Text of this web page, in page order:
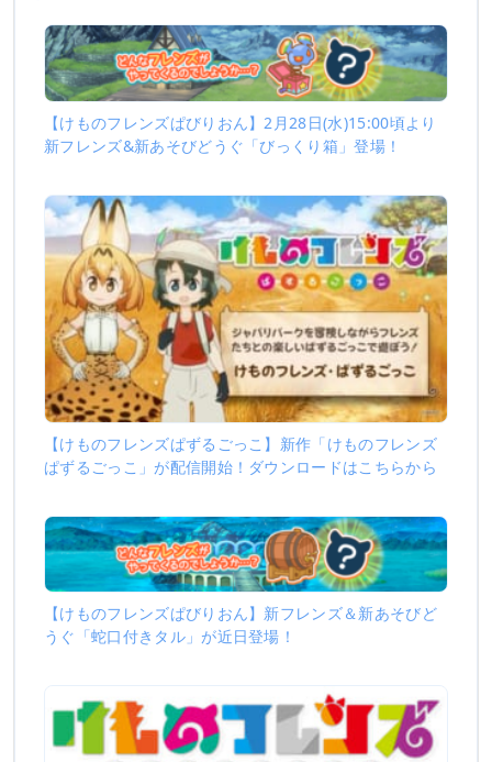
【けものフレンズぱびりおん】2月28日(水)15:00頃より
新フレンズ&新あそびどうぐ「びっくり箱」登場！
【けものフレンズぱずるごっこ】新作「けものフレンズ
ぱずるごっこ」が配信開始！ダウンロードはこちらから
【けものフレンズぱびりおん】新フレンズ＆新あそびど
うぐ「蛇口付きタル」が近日登場！